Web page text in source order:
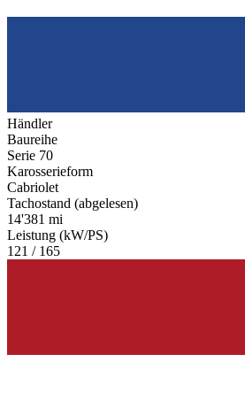
Händler
Baureihe
Serie 70
Karosserieform
Cabriolet
Tachostand (abgelesen)
14'381 mi
Leistung (kW/PS)
121 / 165